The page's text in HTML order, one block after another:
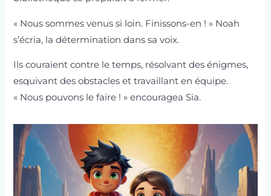
« Nous sommes venus si loin. Finissons-en ! » Noah
s’écria, la détermination dans sa voix.
Ils couraient contre le temps, résolvant des énigmes,
esquivant des obstacles et travaillant en équipe.
« Nous pouvons le faire ! » encouragea Sia.